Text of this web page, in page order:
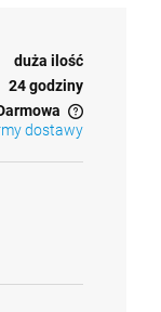
duża ilość
24 godziny
dostawy